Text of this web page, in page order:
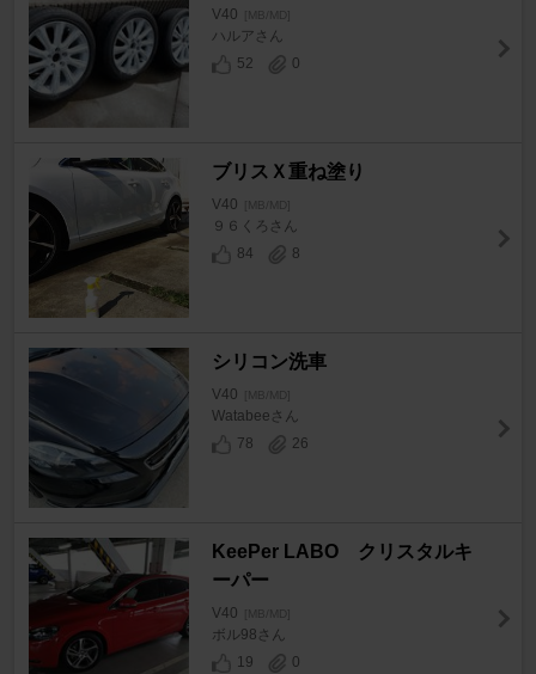
V40 [MB/MD]
ハルアさん
52
0
ブリスＸ重ね塗り
V40 [MB/MD]
９６くろさん
84
8
シリコン洗車
V40 [MB/MD]
Watabeeさん
78
26
KeePer LABO クリスタルキ
ーパー
V40 [MB/MD]
ボル98さん
19
0